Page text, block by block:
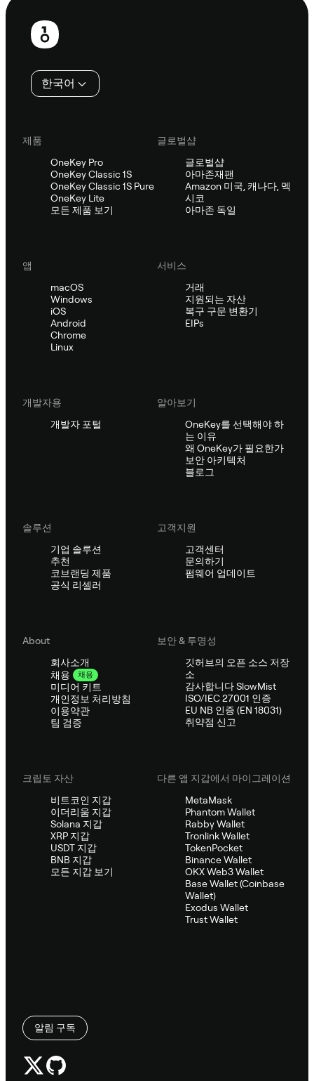
보
한국어
제품
OneKey Pro
OneKey Classic 1S
OneKey Classic 1S Pure
OneKey Lite
모든 제품 보기
글로벌샵
글로벌샵
아마존재팬
Amazon 미국, 캐나다, 멕
시코
아마존 독일
앱
macOS
Windows
iOS
Android
Chrome
Linux
서비스
거래
지원되는 자산
복구 구문 변환기
EIPs
개발자용
개발자 포털
알아보기
OneKey를 선택해야 하
는 이유
왜 OneKey가 필요한가
보안 아키텍처
블로그
솔루션
기업 솔루션
추천
코브랜딩 제품
공식 리셀러
고객지원
고객센터
문의하기
펌웨어 업데이트
About
회사소개
채용
채용
미디어 키트
개인정보 처리방침
이용약관
팀 검증
보안 & 투명성
깃허브의 오픈 소스 저장
소
감사합니다 SlowMist
ISO/IEC 27001 인증
EU NB 인증 (EN 18031)
취약점 신고
크립토 자산
비트코인 지갑
이더리움 지갑
Solana 지갑
XRP 지갑
USDT 지갑
BNB 지갑
모든 지갑 보기
다른 앱 지갑에서 마이그레이션
MetaMask
Phantom Wallet
Rabby Wallet
Tronlink Wallet
TokenPocket
Binance Wallet
OKX Web3 Wallet
Base Wallet (Coinbase
Wallet)
Exodus Wallet
Trust Wallet
알림 구독